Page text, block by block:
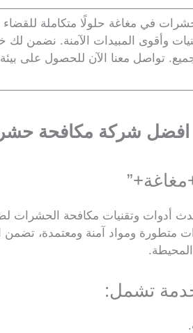
في مغاغة حلولًا متكاملة للقضاء
وأقوى المبيدات الآمنة. نضمن لك
تواصل معنا الآن للحصول على
افضل شركة مكافحة
أدوات وتقنيات مكافحة الحشرات
متطورة ومواد آمنة ومعتمدة، تضمن
تشمل: